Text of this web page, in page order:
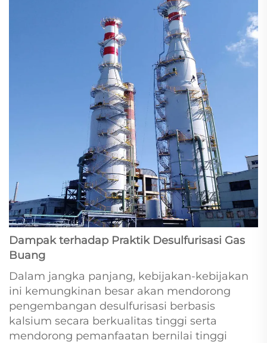
Dampak terhadap Praktik Desulfurisasi Gas
Buang
Dalam jangka panjang, kebijakan-kebijakan
ini kemungkinan besar akan mendorong
pengembangan desulfurisasi berbasis
kalsium secara berkualitas tinggi serta
mendorong pemanfaatan bernilai tinggi